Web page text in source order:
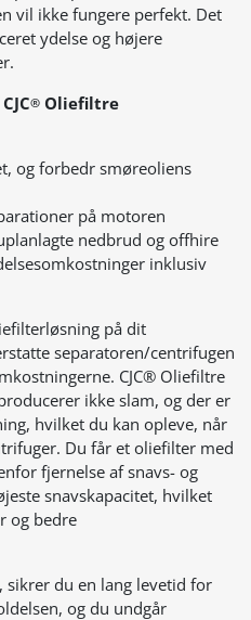
vil ikke fungere perfekt. Det
ydelse og højere
® Oliefiltre
og forbedr smøreoliens
på motoren
nedbrud og offhire
inklusiv
på dit
separatoren/centrifugen
CJC® Oliefiltre
ikke slam, og der er
hvilket du kan opleve, når
Du får et oliefilter med
fjernelse af snavs- og
snavskapacitet, hvilket
og bedre
sikrer du en lang levetid for
og du undgår